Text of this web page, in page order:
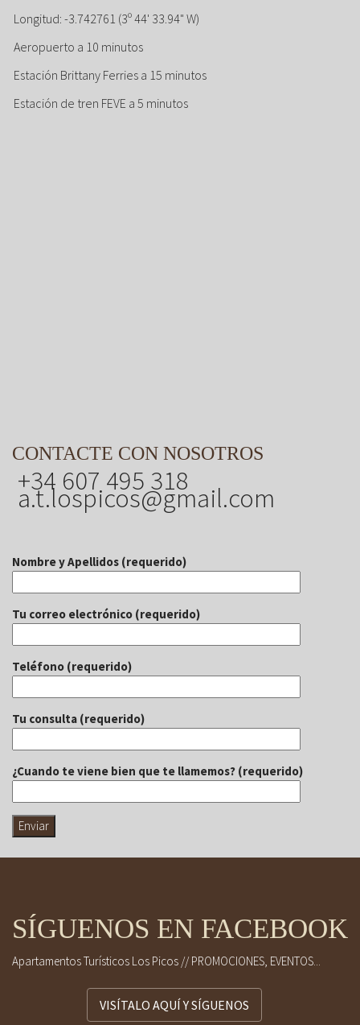
Longitud: -3.742761 (3º 44' 33.94" W)
Aeropuerto a 10 minutos
Estación Brittany Ferries a 15 minutos
Estación de tren FEVE a 5 minutos
CONTACTE CON NOSOTROS
+34 607 495 318
a.t.lospicos@gmail.com
Nombre y Apellidos (requerido)
Tu correo electrónico (requerido)
Teléfono (requerido)
Tu consulta (requerido)
¿Cuando te viene bien que te llamemos? (requerido)
SÍGUENOS EN FACEBOOK
Apartamentos Turísticos Los Picos // PROMOCIONES, EVENTOS...
VISÍTALO AQUÍ Y SÍGUENOS